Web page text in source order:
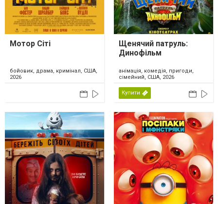
Мотор Сіті
бойовик, драма, кримінал, США,
2026
Щенячий патруль:
Динофільм
анімація, комедія, пригоди,
сімейний, США, 2026
Купити